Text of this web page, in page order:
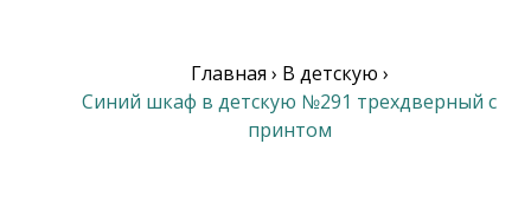
Главная › В детскую ›
Синий шкаф в детскую №291 трехдверный с
принтом